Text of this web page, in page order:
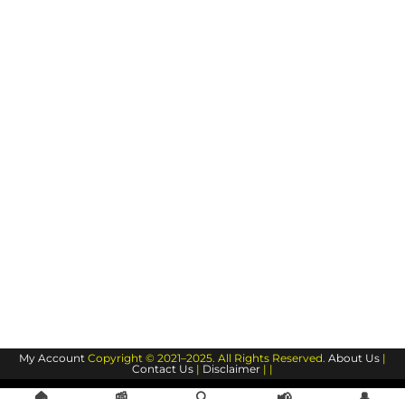
My Account Copyright © 2021–2025. All Rights Reserved. About Us |
Contact Us | Disclaimer | |